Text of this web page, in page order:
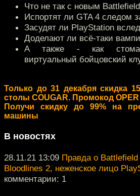
Что не так с новым
Испортят ли GTA 4 следом
Засудят ли PlayStation
Доделают ли всё-таки
А также - как
виртуальный бойцовский
Только до 31 декабря скидка
столы COUGAR. Промокод OPER
Получи скидку до 99% на
машины
В новостях
28.11.21 13:09 Правда о Battlefield
Bloodlines 2, неженское лицо
комментарии: 1